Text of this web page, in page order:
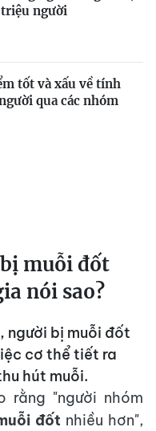
người
tốt và xấu về tính
qua các nhóm
muỗi đốt
nói sao?
người bị muỗi đốt
cơ thể tiết ra
hút muỗi.
rằng "người nhóm
đốt nhiều hơn",